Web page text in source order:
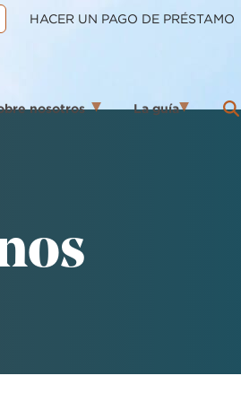
HACER UN PAGO DE PRÉSTAMO
nosotros La guía